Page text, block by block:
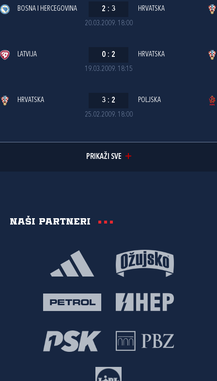
20.03.2009. 18:00
BOSNA I HERCEGOVINA 2 : 3 HRVATSKA
19.03.2009. 18:15
LATVIJA 0 : 2 HRVATSKA
25.02.2009. 18:00
HRVATSKA 3 : 2 POLJSKA
PRIKAŽI SVE
Naši partneri